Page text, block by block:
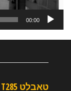
00:00
טאבלט Samsung Galaxy Tab A T285